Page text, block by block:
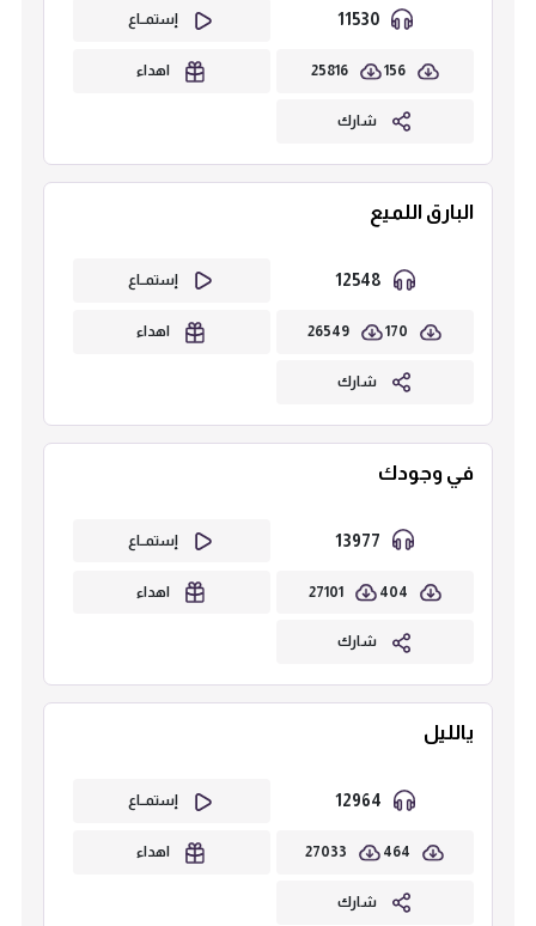
11530 إستمــاع
156
25816 اهداء
شارك
البارق اللميع
إستمــاع
170
26549 اهداء
شارك
في وجودك
إستمــاع
404
27101 اهداء
شارك
يالليل
إستمــاع
464
27033 اهداء
شارك